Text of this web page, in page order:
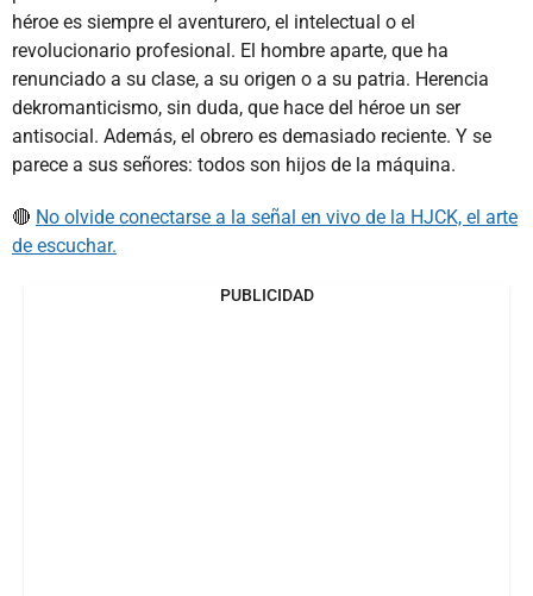
héroe es siempre el aventurero, el intelectual o el
revolucionario profesional. El hombre aparte, que ha
renunciado a su clase, a su origen o a su patria. Herencia
dekromanticismo, sin duda, que hace del héroe un ser
antisocial. Además, el obrero es demasiado reciente. Y se
parece a sus señores: todos son hijos de la máquina.
🔴 No olvide conectarse a la señal en vivo de la HJCK, el arte
de escuchar.
PUBLICIDAD